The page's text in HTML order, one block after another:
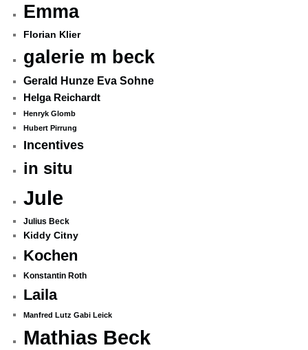
Emma
Florian Klier
galerie m beck
Gerald Hunze Eva Sohne
Helga Reichardt
Henryk Glomb
Hubert Pirrung
Incentives
in situ
Jule
Julius Beck
Kiddy Citny
Kochen
Konstantin Roth
Laila
Manfred Lutz Gabi Leick
Mathias Beck